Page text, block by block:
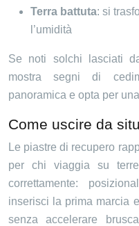
Terra battuta: si
l’umidità
Se noti solchi lasciati
mostra segni di
panoramica e opta per
Come uscire da
Le piastre di recupero
per chi viaggia su
correttamente:
inserisci la prima marcia
senza accelerare